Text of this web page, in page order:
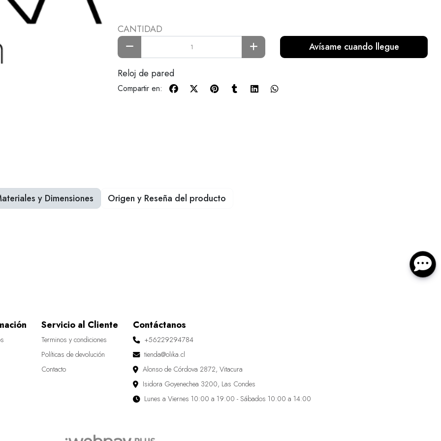
CANTIDAD
Avísame cuando llegue
Reloj de pared
Compartir en:
y Dimensiones Origen y Reseña del producto
Servicio al Cliente
Terminos y condiciones
Políticas de devolución
Contacto
Contáctanos
+56229294784
tienda@olika.cl
Alonso de Córdova 2872, Vitacura
Isidora Goyenechea 3200, Las Condes
Lunes a Viernes 10:00 a 19:00 - Sábados 10:00 a 14:00